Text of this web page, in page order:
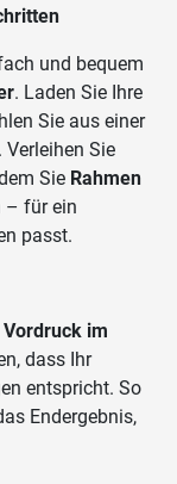
und bequem
. Laden Sie Ihre
Sie aus einer
. Verleihen Sie
Sie Rahmen
– für ein
passt.
Vordruck im
dass Ihr
entspricht. So
Endergebnis,